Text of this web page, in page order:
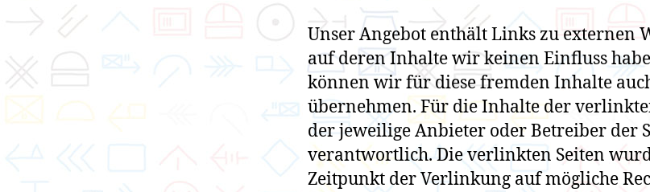
Unser Angebot enthält Links zu externen
auf deren Inhalte wir keinen Einfluss
können wir für diese fremden Inhalte
übernehmen. Für die Inhalte der
der jeweilige Anbieter oder Betreiber der
verantwortlich. Die verlinkten Seiten
Zeitpunkt der Verlinkung auf mögliche